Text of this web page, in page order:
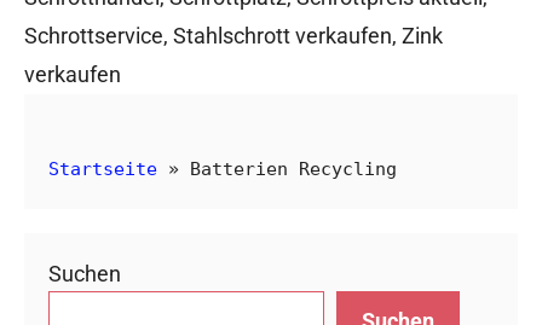
Schrottservice, Stahlschrott verkaufen, Zink
verkaufen
Startseite » Batterien Recycling
Suchen